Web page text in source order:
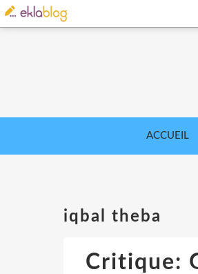
ACCUEIL
iqbal theba
Critique: